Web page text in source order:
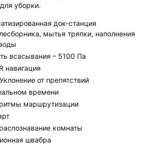
уборки.
док-станция
мытья тряпки, наполнения
всасывания – 5100 Па
навигация
от препятствий
времени
маршрутизации
комнаты
швабра